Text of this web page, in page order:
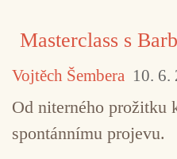
Masterclass s
Vojtěch Šembera 10. 6.
Od niterného prožitku
spontánnímu projevu.